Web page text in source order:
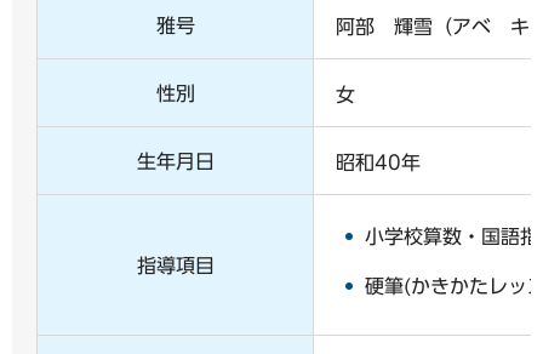
雅号 阿部 輝雪（アベ キ
性別 女
生年月日 昭和40年
指導項目
小学校算数・国語指
硬筆(かきかたレッ